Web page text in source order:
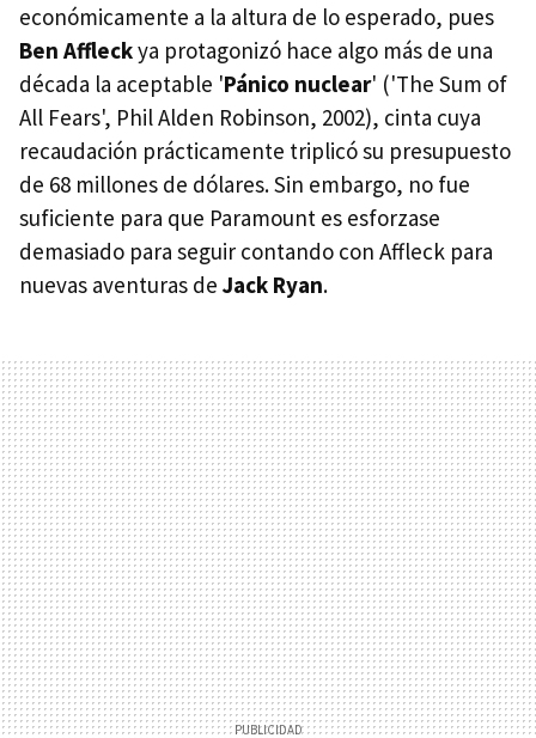
económicamente a la altura de lo esperado, pues
Ben Affleckya protagonizó hace algo más de una
década la aceptable 'Pánico nuclear' ('The Sum of
All Fears', Phil Alden Robinson, 2002), cinta cuya
recaudación prácticamente triplicó su presupuesto
de 68 millones de dólares. Sin embargo, no fue
suficiente para que Paramount es esforzase
demasiado para seguir contando con Affleck para
nuevas aventuras de Jack Ryan.